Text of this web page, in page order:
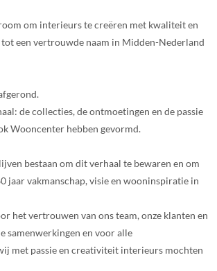
om interieurs te creëren met kwaliteit en
een vertrouwde naam in Midden-Nederland
de collecties, de ontmoetingen en de passie
Wooncenter hebben gevormd.
bestaan om dit verhaal te bewaren en om
jaar vakmanschap, visie en wooninspiratie in
het vertrouwen van ons team, onze klanten en
samenwerkingen en voor alle
met passie en creativiteit interieurs mochten